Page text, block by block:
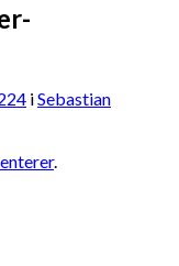
iSebastian
.